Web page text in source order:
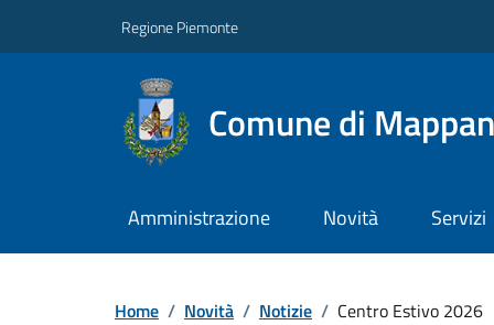
Regione Piemonte
Comune di
Amministrazione Novità Servizi
Home / Novità / Notizie / Centro Estivo 2026